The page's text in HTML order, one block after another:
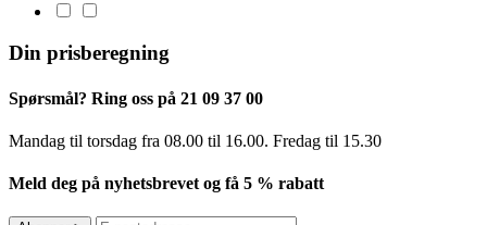
Din prisberegning
Spørsmål? Ring oss på 21 09 37 00
Mandag til torsdag ​​fra 08.00 til 16.00. Fredag til 15.30
Meld deg på nyhetsbrevet og få 5 % rabatt